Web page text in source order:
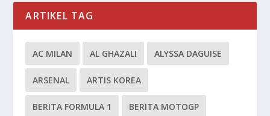
ARTIKEL TAG
AC MILAN AL GHAZALI ALYSSA DAGUISE
ARSENAL ARTIS KOREA
BERITA FORMULA 1 BERITA MOTOGP